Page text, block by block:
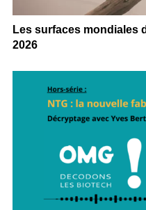
Les surfaces mondiales
2026